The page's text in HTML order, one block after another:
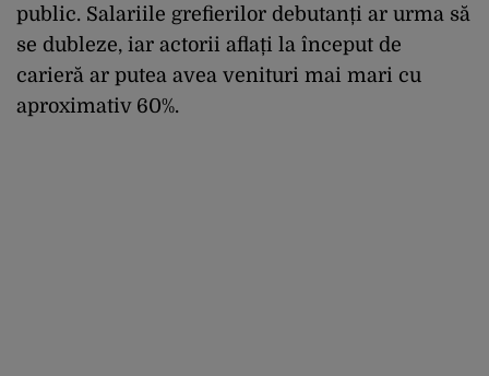
public. Salariile grefierilor debutanți ar urma să
se dubleze, iar actorii aflați la început de
carieră ar putea avea venituri mai mari cu
aproximativ 60%.